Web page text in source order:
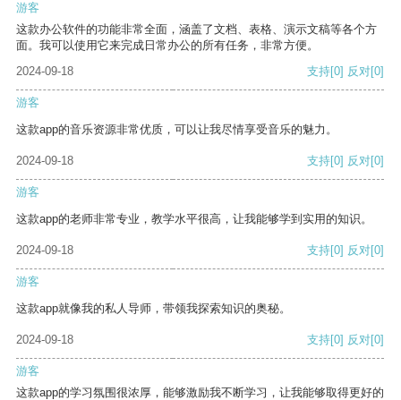
游客
这款办公软件的功能非常全面，涵盖了文档、表格、演示文稿等各个方
面。我可以使用它来完成日常办公的所有任务，非常方便。
2024-09-18
支持[0] 反对[0]
游客
这款app的音乐资源非常优质，可以让我尽情享受音乐的魅力。
2024-09-18 支持[0] 反对[0]
游客
这款app的老师非常专业，教学水平很高，让我能够学到实用的知识。
2024-09-18 支持[0] 反对[0]
游客
这款app就像我的私人导师，带领我探索知识的奥秘。
2024-09-18 支持[0] 反对[0]
游客
这款app的学习氛围很浓厚，能够激励我不断学习，让我能够取得更好的